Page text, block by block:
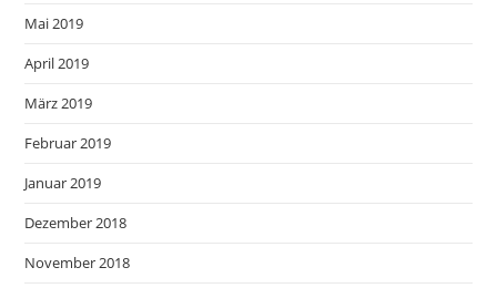
Mai 2019
April 2019
März 2019
Februar 2019
Januar 2019
Dezember 2018
November 2018